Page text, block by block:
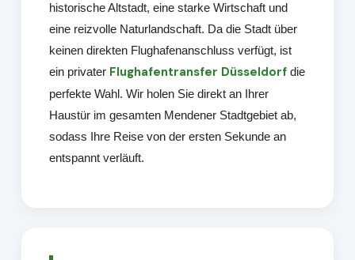
historische Altstadt, eine starke Wirtschaft und
eine reizvolle Naturlandschaft. Da die Stadt über
keinen direkten Flughafenanschluss verfügt, ist
ein privater Flughafentransfer Düsseldorf die
perfekte Wahl. Wir holen Sie direkt an Ihrer
Haustür im gesamten Mendener Stadtgebiet ab,
sodass Ihre Reise von der ersten Sekunde an
entspannt verläuft.